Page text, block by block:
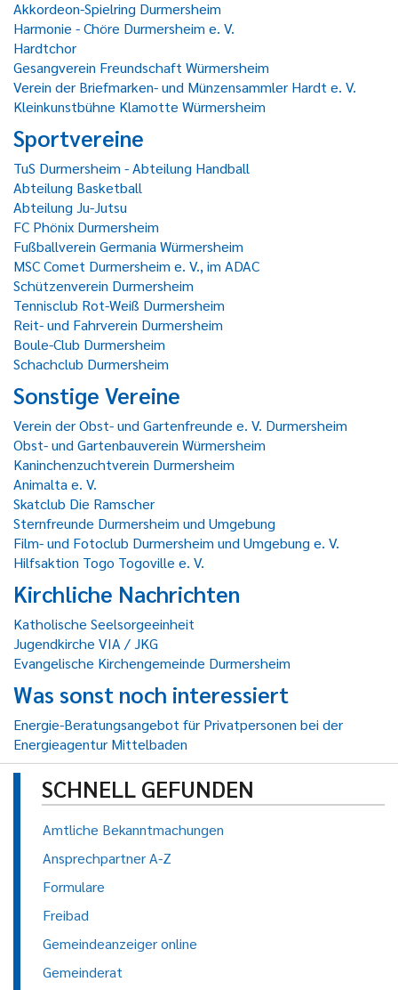
Akkordeon-Spielring Durmersheim
Harmonie - Chöre Durmersheim e. V.
Hardtchor
Gesangverein Freundschaft Würmersheim
Verein der Briefmarken- und Münzensammler Hardt e. V.
Kleinkunstbühne Klamotte Würmersheim
Sportvereine
TuS Durmersheim - Abteilung Handball
Abteilung Basketball
Abteilung Ju-Jutsu
FC Phönix Durmersheim
Fußballverein Germania Würmersheim
MSC Comet Durmersheim e. V., im ADAC
Schützenverein Durmersheim
Tennisclub Rot-Weiß Durmersheim
Reit- und Fahrverein Durmersheim
Boule-Club Durmersheim
Schachclub Durmersheim
Sonstige Vereine
Verein der Obst- und Gartenfreunde e. V. Durmersheim
Obst- und Gartenbauverein Würmersheim
Kaninchenzuchtverein Durmersheim
Animalta e. V.
Skatclub Die Ramscher
Sternfreunde Durmersheim und Umgebung
Film- und Fotoclub Durmersheim und Umgebung e. V.
Hilfsaktion Togo Togoville e. V.
Kirchliche Nachrichten
Katholische Seelsorgeeinheit
Jugendkirche VIA / JKG
Evangelische Kirchengemeinde Durmersheim
Was sonst noch interessiert
Energie-Beratungsangebot für Privatpersonen bei der
Energieagentur Mittelbaden
SCHNELL GEFUNDEN
Amtliche Bekanntmachungen
Ansprechpartner A-Z
Formulare
Freibad
Gemeindeanzeiger online
Gemeinderat